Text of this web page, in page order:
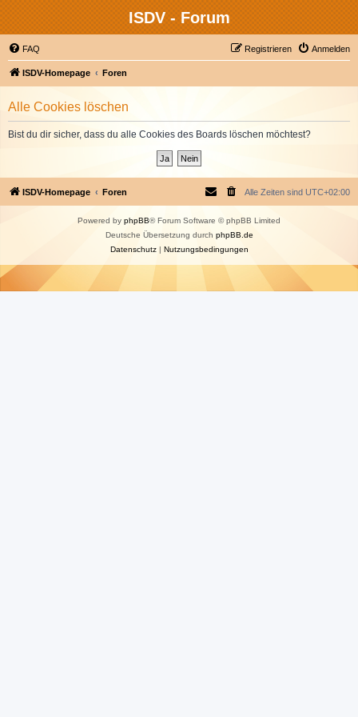
ISDV - Forum
FAQ Anmelden
Registrieren
ISDV-Homepage Foren
Alle Cookies löschen
Bist du dir sicher, dass du alle Cookies des Boards löschen möchtest?
ISDV-Homepage Foren Alle Zeiten sind UTC+02:00
Powered by phpBB® Forum Software © phpBB Limited
Deutsche Übersetzung durch phpBB.de
Datenschutz| Nutzungsbedingungen